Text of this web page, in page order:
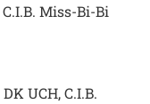
C.I.B. Miss-Bi-Bi
UCH, C.I.B.